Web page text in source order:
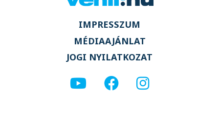
IMPRESSZUM
MÉDIAAJÁNLAT
JOGI NYILATKOZAT